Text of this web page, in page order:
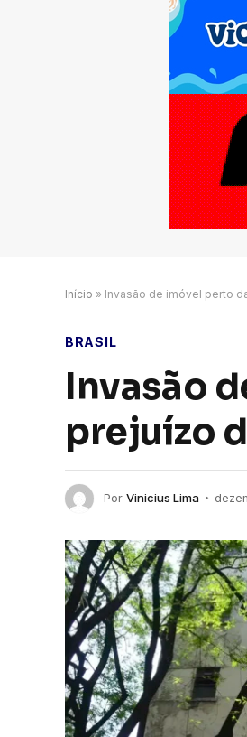
Início » Invasão de imóvel perto
BRASIL
Invasão
prejuízo
Por Vinicius Lima